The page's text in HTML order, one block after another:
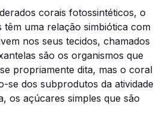
corais fotossintéticos, o
têm uma relação simbiótica com
nos seus tecidos, chamados
são os organismos que
propriamente dita, mas o coral
se dos subprodutos da atividade
os açúcares simples que são